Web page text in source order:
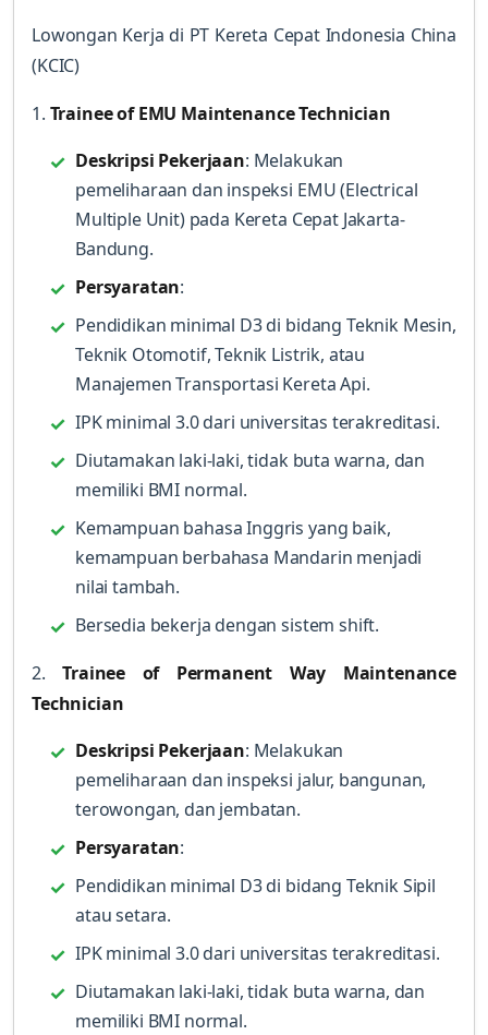
Lowongan Kerja di PT Kereta Cepat Indonesia China
(KCIC)
1. Trainee of EMU Maintenance Technician
Deskripsi Pekerjaan: Melakukan
pemeliharaan dan inspeksi EMU (Electrical
Multiple Unit) pada Kereta Cepat Jakarta-
Bandung.
Persyaratan:
Pendidikan minimal D3 di bidang Teknik Mesin,
Teknik Otomotif, Teknik Listrik, atau
Manajemen Transportasi Kereta Api.
IPK minimal 3.0 dari universitas terakreditasi.
Diutamakan laki-laki, tidak buta warna, dan
memiliki BMI normal.
Kemampuan bahasa Inggris yang baik,
kemampuan berbahasa Mandarin menjadi
nilai tambah.
Bersedia bekerja dengan sistem shift.
2.Trainee of Permanent Way Maintenance
Technician
Deskripsi Pekerjaan: Melakukan
pemeliharaan dan inspeksi jalur, bangunan,
terowongan, dan jembatan.
Persyaratan:
Pendidikan minimal D3 di bidang Teknik Sipil
atau setara.
IPK minimal 3.0 dari universitas terakreditasi.
Diutamakan laki-laki, tidak buta warna, dan
memiliki BMI normal.